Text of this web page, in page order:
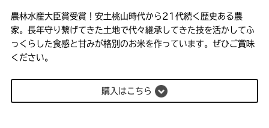
農林水産大臣賞受賞！安土桃山時代から21代続く歴史ある農
家。長年守り繋げてきた土地で代々継承してきた技を活かしてふ
っくらした食感と甘みが格別のお米を作っています。ぜひご賞味
ください。
購入はこちら